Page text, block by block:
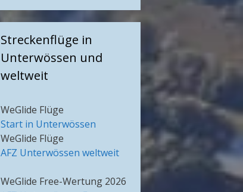
Streckenflüge in
Unterwössen und
weltweit
WeGlide Flüge
Start in Unterwössen
WeGlide Flüge
AFZ Unterwössen weltweit
WeGlide Free-Wertung 2026